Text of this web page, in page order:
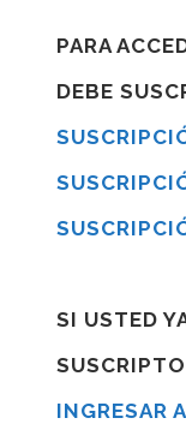
PARA
DEBE
SI USTED
SUSCRIPTO
INGRESAR